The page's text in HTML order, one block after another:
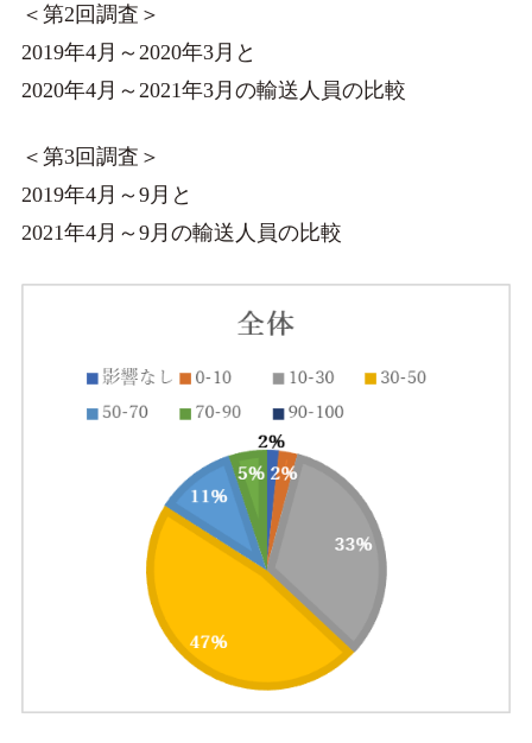
＜第2回調査＞
2019年4月～2020年3月と
2020年4月～2021年3月の輸送人員の比較
＜第3回調査＞
2019年4月～9月と
2021年4月～9月の輸送人員の比較